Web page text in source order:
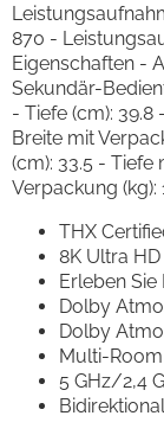
870 -
Eigenschaften -
Sekundär-
- Tiefe (cm): 39.8
Breite mit
(cm): 33.5 - Tiefe
Verpackung (kg):
THX
8K Ultra
Erleben
Dolby
Dolby
Multi-
5 GHz/2,4